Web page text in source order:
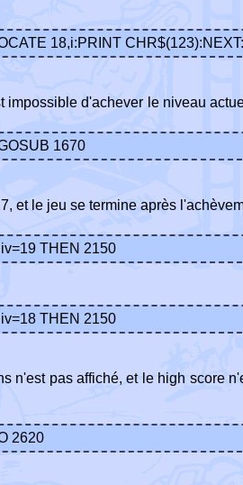
18,i:PRINT
d'achever le niveau
1670
et le jeu se termine après
THEN 2150
THEN 2150
n'est pas affiché, et le high score
2620